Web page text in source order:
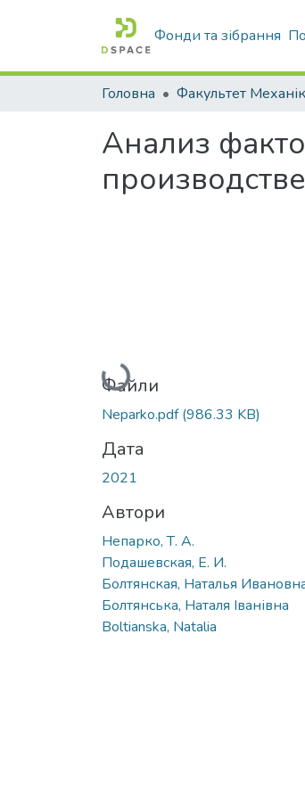
Фонди та зібрання
Головна
Анализ
Вантажиться...
Файли
Neparko.pdf(986.33 KB)
Дата
2021
Автори
Непарко, Т. А.
Подашевская, Е. И.
Болтянская, Наталья
Болтянська, Наталя Іванівна
Boltianska, Natalia